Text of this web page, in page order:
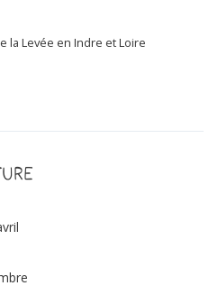
la Levée en Indre et Loire